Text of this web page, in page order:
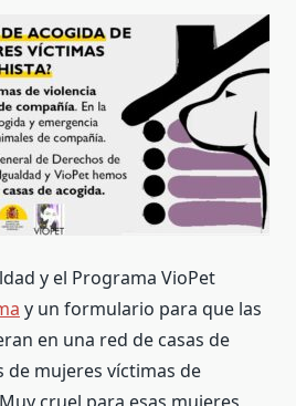
y el Programa VioPet
y un formulario para que las
en una red de casas de
de mujeres víctimas de